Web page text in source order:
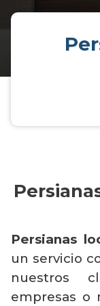
Persianas
un servicio
nuestros
empresas o